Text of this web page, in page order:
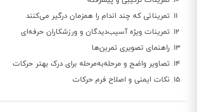
تمریناتی که چند اندام را همزمان درگیر می‌کنند
تمرینات ویژه آسیب‌دیدگان و ورزشکاران حرفه‌ای
راهنمای تصویری تمرین‌ها
تصاویر واضح و مرحله‌به‌مرحله برای درک بهتر حرکات
نکات ایمنی و اصلاح فرم حرکات